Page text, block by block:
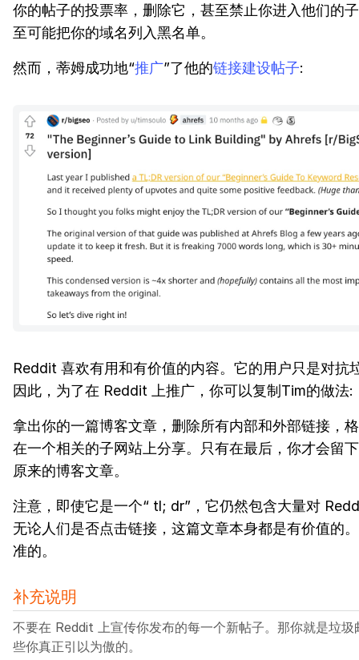
你的帖子的投票率，删除它，甚至禁止你进入他们的
至可能把你的域名列入黑名单。
然而，蒂姆成功地“推广”了他的链接建设帖子:
Reddit 喜欢有用和有价值的内容。它的用户只是对抗
因此，为了在 Reddit 上推广，你可以复制Tim的做法:
拿出你的一篇博客文章，删除所有内部和外部链接，
在一个相关的子网站上分享。只有在最后，你才会留
原来的博客文章。
注意，即使它是一个“ tl; dr”，它仍然包含大量对
无论人们是否点击链接，这篇文章本身都是有价值的
准的。
补充说明
不要在 Reddit 上宣传你发布的每一个新帖子。那你就是垃圾
些你真正引以为傲的。